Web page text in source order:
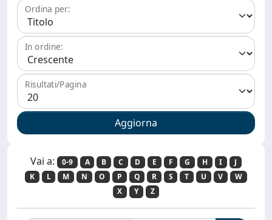
Ordina per:
In ordine:
Risultati/Pagina
Vai a: 0-9 A B C D E F G H I
J
K
L M N O P Q R S T U V
W
X
Y Z